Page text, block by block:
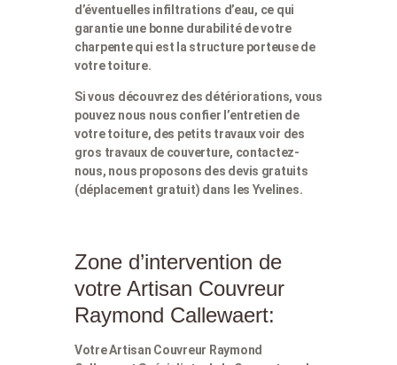
d’éventuelles infiltrations d’eau, ce qui
garantie une bonne durabilité de votre
charpente qui est la structure porteuse de
votre toiture.
Si vous découvrez des détériorations, vous
pouvez nous nous confier l’entretien de
votre toiture, des petits travaux voir des
gros travaux de couverture, contactez-
nous, nous proposons des devis gratuits
(déplacement gratuit) dans les Yvelines.
Zone d’intervention de
votre Artisan Couvreur
Raymond Callewaert:
Votre Artisan Couvreur Raymond